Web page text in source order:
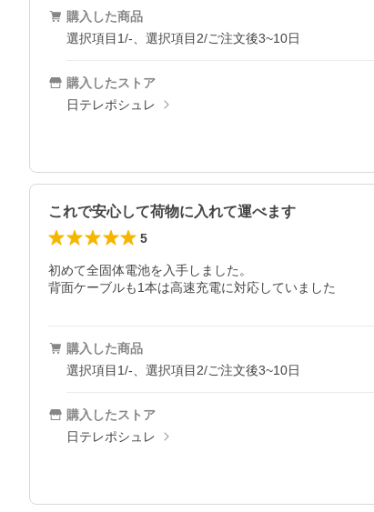
購入した商品
選択項目1/-、選択項目2/ご注文後3~10日
購入したストア
日テレポシュレ
これで安心して荷物に入れて運べます
5
初めて全固体電池を入手しました。
背面ケーブルも1本は高速充電に対応していました
購入した商品
選択項目1/-、選択項目2/ご注文後3~10日
購入したストア
日テレポシュレ